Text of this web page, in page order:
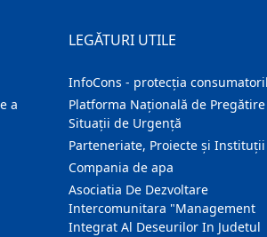
a
LEGĂTURI UTILE
InfoCons - protecția
Platforma Națională de
Situații de Urgență
Parteneriate, Proiecte și Instituții
Compania de apa
Asociatia De Dezvoltare
Intercomunitara "Management
Integrat Al Deseurilor In Judetul